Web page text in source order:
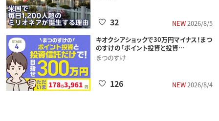
NEW2026/8/5
32
キオクシアショックで30万円マイナス！まつ
のすけの「ポイント投資と投資…
まつのすけ
NEW2026/8/4
126